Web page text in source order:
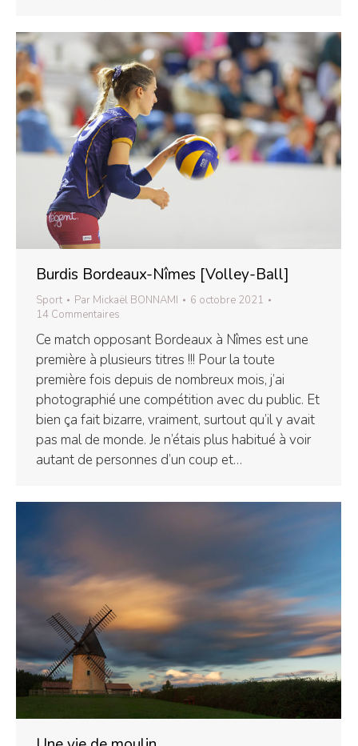
Burdis Bordeaux-Nîmes [Volley-Ball]
Sport Par Mickaël BONNAMI
6 octobre 2021
14 Commentaires
Ce match opposant Bordeaux à Nîmes est une
première à plusieurs titres !!! Pour la toute
première fois depuis de nombreux mois, j’ai
photographié une compétition avec du public. Et
bien ça fait bizarre, vraiment, surtout qu’il y avait
pas mal de monde. Je n’étais plus habitué à voir
autant de personnes d’un coup et…